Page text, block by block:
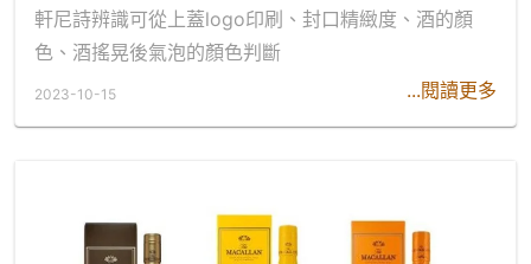
軒尼詩辨識可從上蓋logo印刷、封口精緻度、酒的顏
色、酒搖晃後氣泡的顏色判斷
...閱讀更多
2023-10-15